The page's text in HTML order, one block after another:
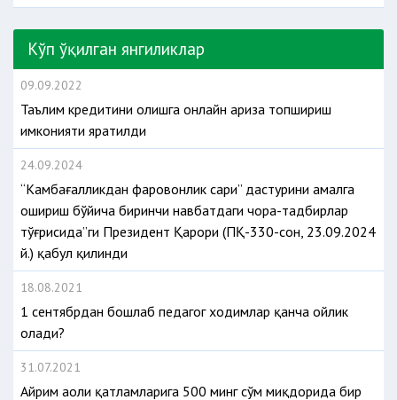
Кўп ўқилган янгиликлар
09.09.2022
Таълим кредитини олишга онлайн ариза топшириш
имконияти яратилди
24.09.2024
“Камбағалликдан фаровонлик сари” дастурини амалга
ошириш бўйича биринчи навбатдаги чора-тадбирлар
тўғрисида”ги Президент Қарори (ПҚ-330-сон, 23.09.2024
й.) қабул қилинди
18.08.2021
1 сентябрдан бошлаб педагог ходимлар қанча ойлик
олади?
31.07.2021
Айрим аҳоли қатламларига 500 минг сўм миқдорида бир